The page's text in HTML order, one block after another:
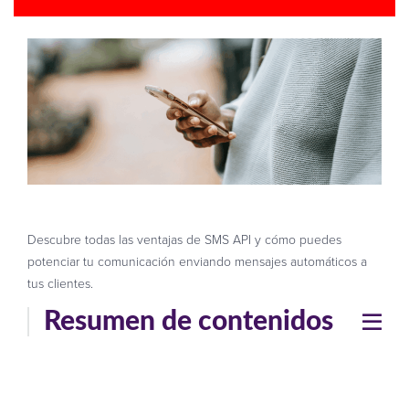
Descubre todas las ventajas de SMS API y cómo puedes
potenciar tu comunicación enviando mensajes automáticos a
tus clientes.
Resumen de contenidos